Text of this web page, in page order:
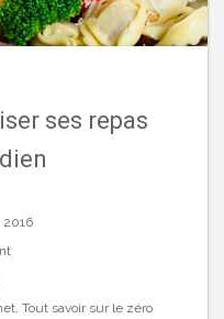
ses repas
2016
, Tout savoir sur le zéro